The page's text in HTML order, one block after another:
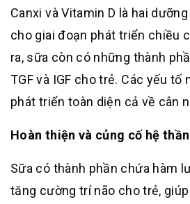
Canxi và Vitamin D là hai
cho giai đoạn phát triển chiều
ra, sữa còn có những thành
TGF và IGF cho trẻ. Các yếu tố
phát triển toàn diện cả về cân
Hoàn thiện và củng cố hệ
Sữa có thành phần chứa hàm
tăng cường trí não cho trẻ,